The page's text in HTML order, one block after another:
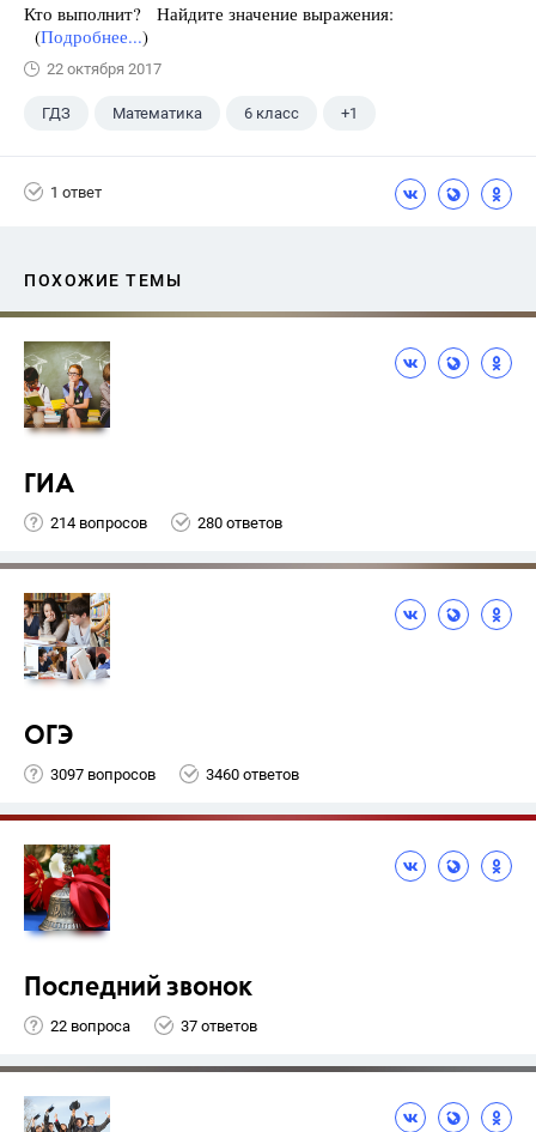
Кто выполнит? Найдите значение выражения:
(Подробнее...)
22 октября 2017
ГДЗ Математика 6 класс +1
1 ответ
ПОХОЖИЕ ТЕМЫ
ГИА
214 вопросов 280 ответов
ОГЭ
3097 вопросов 3460 ответов
Последний звонок
22 вопроса 37 ответов